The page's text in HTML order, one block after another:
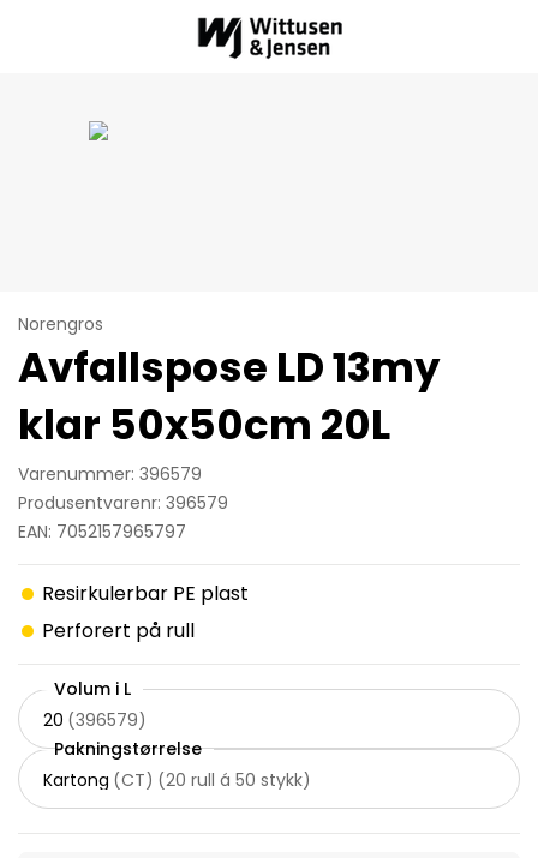
Norengros
Avfallspose LD 13my
klar 50x50cm 20L
Varenummer: 396579
Produsentvarenr: 396579
EAN: 7052157965797
Resirkulerbar PE plast
Perforert på rull
Volum i L
20 (396579)
Pakningstørrelse
Kartong (CT) (20 rull á 50 stykk)